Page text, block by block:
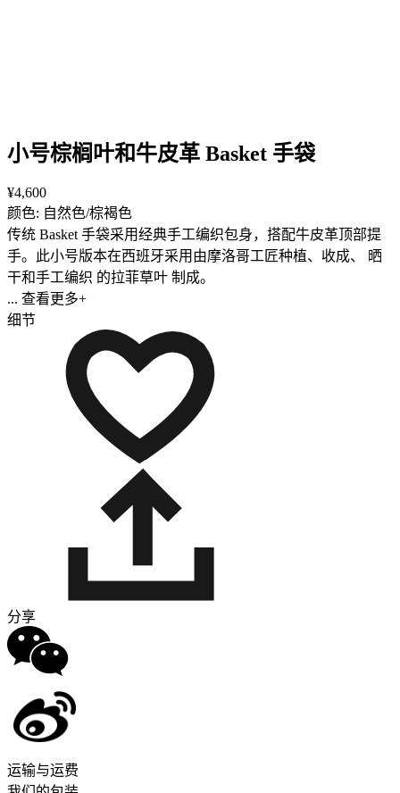
小号棕榈叶和牛皮革 Basket 手袋
¥4,600
颜色: 自然色/棕褐色
传统 Basket 手袋采用经典手工编织包身，搭配牛皮革顶部提
手。此小号版本在西班牙采用由摩洛哥工匠种植、收成、 晒
干和手工编织 的拉菲草叶 制成。
... 查看更多+
细节
分享
运输与运费